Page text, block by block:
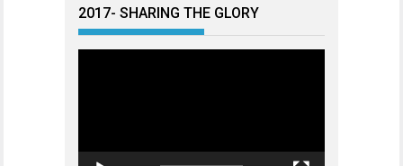
2017- SHARING THE GLORY